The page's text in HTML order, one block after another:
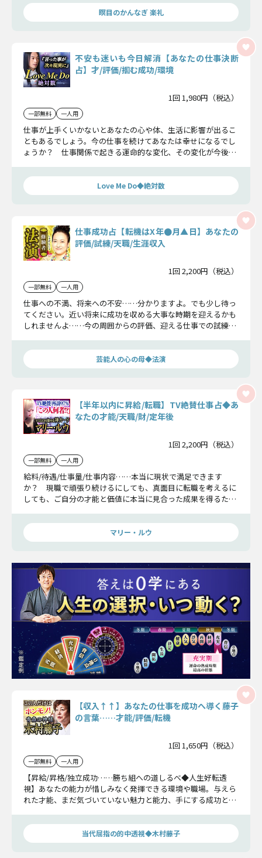
瞑目のかんなぎ 楽礼
不安も迷いも今日解消【あなたの仕事決断
占】才/評価/掴む成功/環境
1回 1,980円（税込）
一部無料 一人用
仕事が上手くいかないとあなたの心や体、生活に影響が出るこ
ともあるでしょう。今の仕事を続けてあなたは幸せになるでし
ょうか？ 仕事関係で起きる運命的な変化、その変化が今後を
Love Me Do◆絶対数
仕事成功占【転機はX年●月▲日】あなたの
評価/試練/天職/生涯収入
1回 2,200円（税込）
一部無料 一人用
仕事への不満、将来への不安……分かりますよ。でも少し待っ
てください。近い将来に成功を収める大事な時期を迎えるかも
しれませんよ……今の周囲からの評価、迎える仕事での試練、
しく伝えます。
芸能人の心の母◆法演
【半年以内に昇給/転職】TV絶賛仕事占◆あ
なたの才能/天職/財/定年後
1回 2,200円（税込）
一部無料 一人用
給料/待遇/仕事量/仕事内容……本当に現状で満足できます
か？ 現職で頑張り続けるにしても、真面目に転職を考えるに
しても、ご自分の才能と価値に本当に見合った成果を得るため
マリー・ルウ
【収入↑↑】あなたの仕事を成功へ導く藤子
の言葉……才能/評価/転機
1回 1,650円（税込）
一部無料 一人用
【昇給/昇格/独立成功……勝ち組への道しるべ◆人生好転透
視】あなたの能力が惜しみなく発揮できる環境や職場。与えら
れた才能、まだ気づいていない魅力と能力、手にする成功と幸
とにしましょう。
当代屈指の的中透視◆木村藤子